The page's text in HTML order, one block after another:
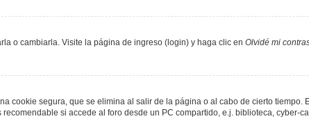
o cambiarla. Visite la página de ingreso (login) y haga clic en Olvidé mi
cookie segura, que se elimina al salir de la página o al cabo de cierto
si accede al foro desde un PC compartido, e.j. biblioteca, cyber-